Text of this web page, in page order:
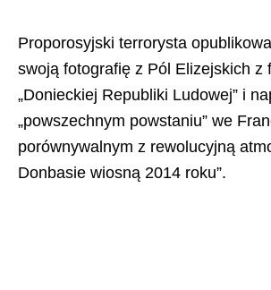
Proporosyjski terrorysta
swoją fotografię z Pól Elizejskich z
„Donieckiej Republiki Ludowej” i
„powszechnym powstaniu” we
porównywalnym z rewolucyjną
Donbasie wiosną 2014 roku”.